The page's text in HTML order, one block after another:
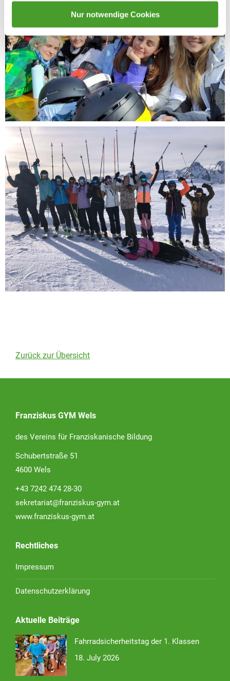
Nur notwendige Cookies
Zurück zur Übersicht
Franziskus GYM Wels
des Vereins für Franziskanische Bildung
Schubertstraße 51
4600 Wels
+43 7242 474 28-30
sekretariat@franziskus-gym.at
www.franziskus-gym.at
Rechtliches
Impressum
Datenschutzerklärung
Aktuelle Beiträge
Fahrradsicherheitstag der 1. Klassen
18. July 2026